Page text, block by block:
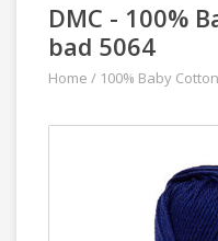
DMC - 100%
bad 5064
Home / 100% Baby